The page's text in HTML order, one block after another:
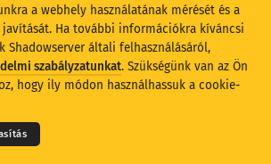
Visszaállítás
Letöltés PNG-fájlként
SHADOWSERVER FOUNDATION
és feltételek
Kapcsolatfelvétel
Köszönetnyilvánítás
a webhely használatának mérését és a
Ha további információkra kíváncsi
Shadowserver általi felhasználásáról,
szabályzatunkat. Szükségünk van az Ön
hogy ily módon használhassuk a cookie-